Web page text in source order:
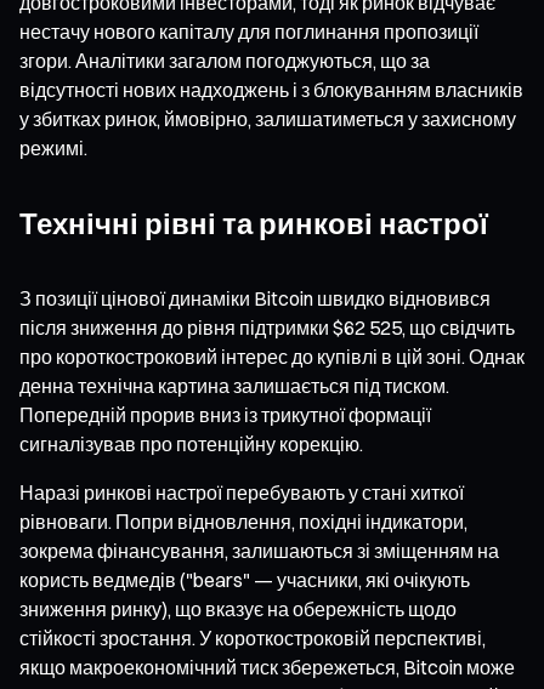
нестачу нового капіталу для поглинання пропозиції
згори. Аналітики загалом погоджуються, що за
відсутності нових надходжень і з блокуванням власників
у збитках ринок, ймовірно, залишатиметься у захисному
режимі.
Технічні рівні та ринкові настрої
З позиції цінової динаміки Bitcoin швидко відновився
після зниження до рівня підтримки $62 525, що свідчить
про короткостроковий інтерес до купівлі в цій зоні. Однак
денна технічна картина залишається під тиском.
Попередній прорив вниз із трикутної формації
сигналізував про потенційну корекцію.
Наразі ринкові настрої перебувають у стані хиткої
рівноваги. Попри відновлення, похідні індикатори,
зокрема фінансування, залишаються зі зміщенням на
користь ведмедів ("bears" — учасники, які очікують
зниження ринку), що вказує на обережність щодо
стійкості зростання. У короткостроковій перспективі,
якщо макроекономічний тиск збережеться, Bitcoin може